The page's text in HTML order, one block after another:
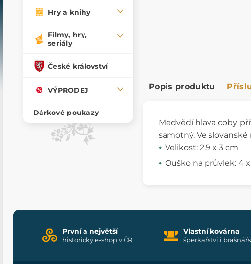
Hry a knihy
Filmy, hry,
seriály
České království
VÝPRODEJ
Dárkové poukazy
Popis produktu
Medvědí hlava coby
samotný. Ve
Velikost: 2.9 x 3 cm
Ouško na průvlek: 4
První a největší
historický e-shop v ČR
Vlastní kovárna
šperkařství i